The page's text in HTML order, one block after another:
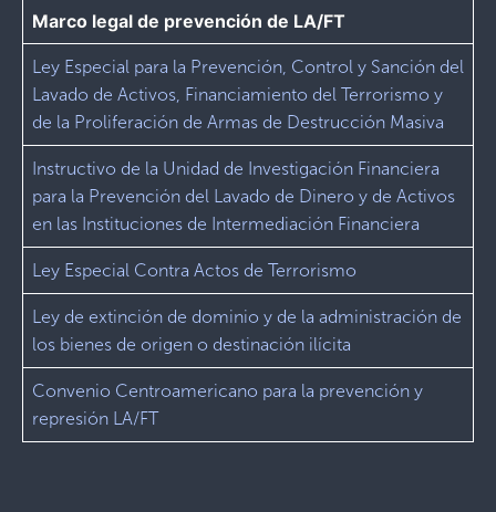
Marco legal de prevención de LA/FT
Ley Especial para la Prevención, Control y Sanción del
Lavado de Activos, Financiamiento del Terrorismo y
de la Proliferación de Armas de Destrucción Masiva
Instructivo de la Unidad de Investigación Financiera
para la Prevención del Lavado de Dinero y de Activos
en las Instituciones de Intermediación Financiera
Ley Especial Contra Actos de Terrorismo
Ley de extinción de dominio y de la administración de
los bienes de origen o destinación ilícita
Convenio Centroamericano para la prevención y
represión LA/FT